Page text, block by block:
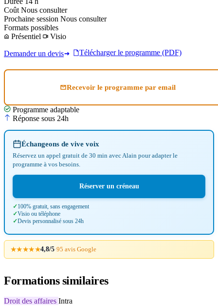
Coût Nous consulter
Prochaine session Nous consulter
Formats possibles
Présentiel
Visio
Demander un devis Télécharger le programme (PDF)
Recevoir le programme par email
Programme adaptable
Réponse sous 24h
Échangeons de vive voix
Réservez un appel gratuit de 30 min avec Alain pour adapter le
programme à vos besoins.
Réserver un créneau
100% gratuit, sans engagement
Visio ou téléphone
Devis personnalisé sous 24h
★★★★★4,8/5·95 avis Google
Formations similaires
Droit des affaires Intra